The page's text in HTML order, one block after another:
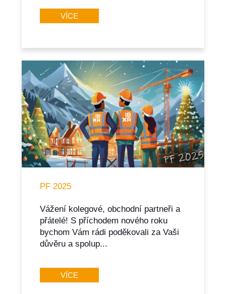
VÍCE
PF 2025
Vážení kolegové, obchodní partneři a
přátelé! S příchodem nového roku
bychom Vám rádi poděkovali za Vaši
důvěru a spolup...
VÍCE